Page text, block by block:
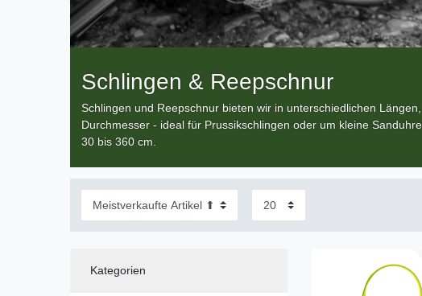
Schlingen & Reepschnur
Schlingen und Reepschnur bieten wir in unterschiedlichen
Durchmesser - ideal für Prussikschlingen oder um kleine
30 bis 360 cm.
Kategorien